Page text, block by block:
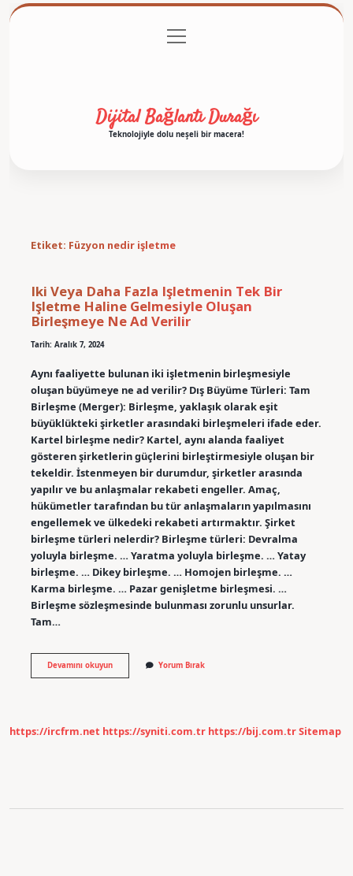
Gizlilik Politikası
menüyü
aç
Dijital Bağlantı Durağı
Teknolojiyle dolu neşeli bir macera!
Etiket: Füzyon nedir işletme
Iki Veya Daha Fazla Işletmenin Tek Bir
Işletme Haline Gelmesiyle Oluşan
Birleşmeye Ne Ad Verilir
Tarih: Aralık 7, 2024
Aynı faaliyette bulunan iki işletmenin birleşmesiyle
oluşan büyümeye ne ad verilir? Dış Büyüme Türleri: Tam
Birleşme (Merger): Birleşme, yaklaşık olarak eşit
büyüklükteki şirketler arasındaki birleşmeleri ifade eder.
Kartel birleşme nedir? Kartel, aynı alanda faaliyet
gösteren şirketlerin güçlerini birleştirmesiyle oluşan bir
tekeldir. İstenmeyen bir durumdur, şirketler arasında
yapılır ve bu anlaşmalar rekabeti engeller. Amaç,
hükümetler tarafından bu tür anlaşmaların yapılmasını
engellemek ve ülkedeki rekabeti artırmaktır. Şirket
birleşme türleri nelerdir? Birleşme türleri: Devralma
yoluyla birleşme. … Yaratma yoluyla birleşme. … Yatay
birleşme. … Dikey birleşme. … Homojen birleşme. …
Karma birleşme. … Pazar genişletme birleşmesi. …
Birleşme sözleşmesinde bulunması zorunlu unsurlar.
Tam…
Devamını okuyunIki
Veya
Bir
Ad
Yorum Bırak
https://ircfrm.net https://syniti.com.tr https://bij.com.trSitemap